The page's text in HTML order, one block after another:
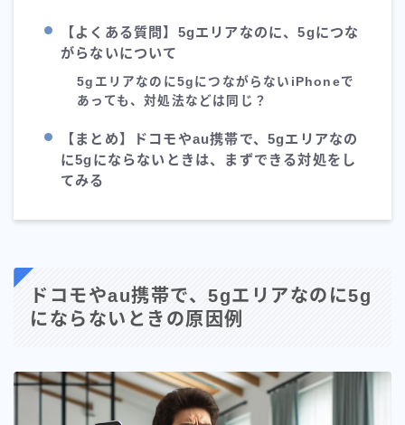
【よくある質問】5gエリアなのに、5gにつな
がらないについて
5gエリアなのに5gにつながらないiPhoneで
あっても、対処法などは同じ？
【まとめ】ドコモやau携帯で、5gエリアなの
に5gにならないときは、まずできる対処をし
てみる
ドコモやau携帯で、5gエリアなのに5g
にならないときの原因例